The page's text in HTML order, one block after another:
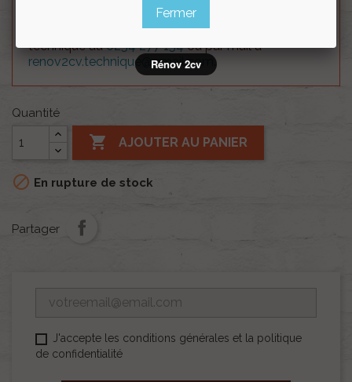
Besoin d'un renseignement technique sur le produit
? N'hésitez pas à contacter notre service
technique au0254 277 154ou par mail à
renov2cv.technique@gmail.com.
Quantité
 AJOUTER AU PANIER
 En rupture de stock
Partager
J'accepte les conditions générales et la politique
de confidentialité
Fermer
Rénov 2cv